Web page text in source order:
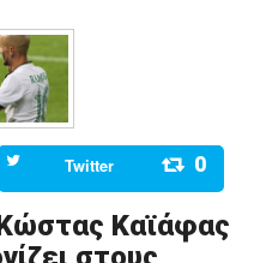
Twitter 0
Καϊάφας